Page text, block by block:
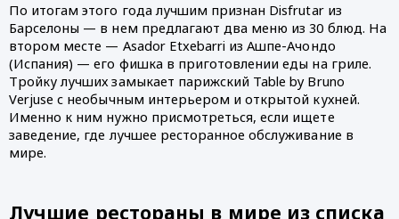
По итогам этого года лучшим признан Disfrutar из
Барселоны — в нем предлагают два меню из 30 блюд. На
втором месте — Asador Etxebarri из Ашпе-Ачондо
(Испания) — его фишка в приготовлении еды на гриле.
Тройку лучших замыкает парижский Table by Bruno
Verjusе с необычным интерьером и открытой кухней.
Именно к ним нужно присмотреться, если ищете
заведение, где лучшее ресторанное обслуживание в
мире.
Лучшие рестораны в мире из списка